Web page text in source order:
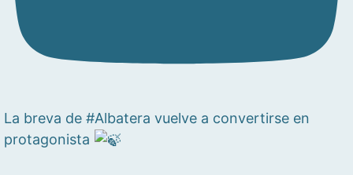
La breva de #Albatera vuelve a convertirse en
protagonista